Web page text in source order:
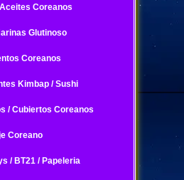
Coreanos
Glutinoso
Coreanos
Kimbap / Sushi
/ Cubiertos Coreanos
Coreano
/ BT21 / Papeleria